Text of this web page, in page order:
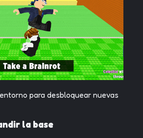
para desbloquear nuevas
la base